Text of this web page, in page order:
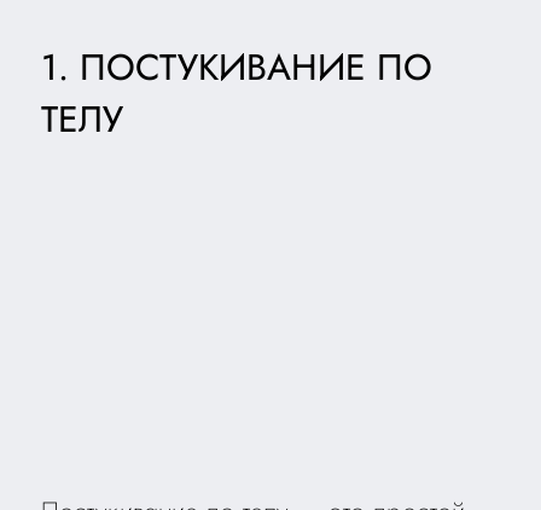
1. ПОСТУКИВАНИЕ ПО
ТЕЛУ